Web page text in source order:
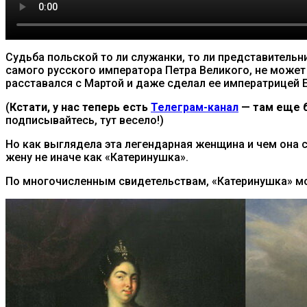
Судьба польской то ли служанки, то ли
самого русского императора Петра Великого, не
расставался с Мартой и даже сделал ее императрицей
( Кстати, у нас теперь есть Телеграм-канал — там еще
подписывайтесь, тут весело!)
Но как выглядела эта легендарная женщина и чем
жену не иначе как «Катеринушка».
По многочисленным свидетельствам, «Катеринушка»